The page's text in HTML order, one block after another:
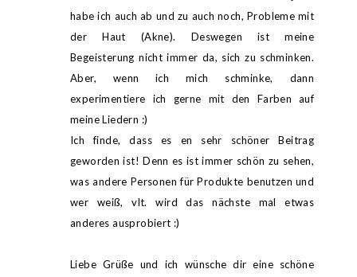
habe ich auch ab und zu auch noch, Probleme mit
der Haut (Akne). Deswegen ist meine
Begeisterung nicht immer da, sich zu schminken.
Aber, wenn ich mich schminke, dann
experimentiere ich gerne mit den Farben auf
meine Liedern :)
Ich finde, dass es en sehr schöner Beitrag
geworden ist! Denn es ist immer schön zu sehen,
was andere Personen für Produkte benutzen und
wer weiß, vlt. wird das nächste mal etwas
anderes ausprobiert :)
Liebe Grüße und ich wünsche dir eine schöne